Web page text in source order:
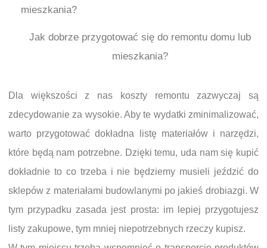
Jak dobrze przygotować się do remontu domu lub
mieszkania?
Dla większości z nas koszty remontu zazwyczaj są
zdecydowanie za wysokie. Aby te wydatki zminimalizować,
warto przygotować dokładna listę materiałów i narzędzi,
które będą nam potrzebne. Dzięki temu, uda nam się kupić
dokładnie to co trzeba i nie będziemy musieli jeździć do
sklepów z materiałami budowlanymi po jakieś drobiazgi. W
tym przypadku zasada jest prosta: im lepiej przygotujesz
listy zakupowe, tym mniej niepotrzebnych rzeczy kupisz.